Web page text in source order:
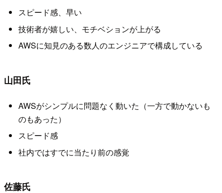
スピード感、早い
技術者が嬉しい、モチベションが上がる
AWSに知見のある数人のエンジニアで構成している
山田氏
AWSがシンプルに問題なく動いた（一方で動かないも
のもあった）
スピード感
社内ではすでに当たり前の感覚
佐藤氏